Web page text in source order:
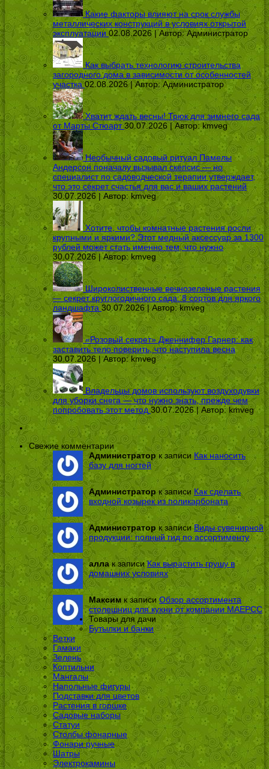
Какие факторы влияют на срок службы
металлических конструкций в условиях открытой
эксплуатации 02.08.2026 | Автор:Администратор
Как выбрать технологию строительства
загородного дома в зависимости от особенностей
участка 02.08.2026 | Автор:Администратор
Хватит ждать весны! Трюк для зимнего сада
от Марты Стюарт 30.07.2026 | Автор:kmveg
Необычный садовый ритуал Памелы
Андерсон поначалу вызывал скепсис — но
специалист по садоводческой терапии утверждает,
что это секрет счастья для вас и ваших растений
30.07.2026 | Автор:kmveg
Хотите, чтобы комнатные растения росли
крупными и яркими? Этот медный аксессуар за 1300
рублей может стать именно тем, что нужно
30.07.2026 | Автор: kmveg
Широколиственные вечнозеленые растения
— секрет круглогодичного сада: 8 сортов для яркого
ландшафта 30.07.2026 | Автор:kmveg
«Розовый секрет» Дженнифер Гарнер: как
заставить тело поверить, что наступила весна
30.07.2026 | Автор: kmveg
Владельцы домов используют воздуходувки
для уборки снега — что нужно знать, прежде чем
попробовать этот метод 30.07.2026 | Автор:kmveg
Свежие комментарии
Администраторк записи Как наносить
базу для ногтей
Администраторк записи Как сделать
входной козырек из поликарбоната
Администратор к записиВиды сувенирной
продукции: полный гид по ассортименту
аллак записиКак вырастить грушу в
домашних условиях
Максим к записиОбзор ассортимента
столешниц для кухни от компании МАЕРСС
Товары для дачи
Бутылки и банки
Ветки
Гамаки
Зелень
Коптильни
Мангалы
Напольные фигуры
Подставки для цветов
Растения в горшке
Садовые наборы
Статуи
Столбы фонарные
Фонари ручные
Шатры
Электрокамины